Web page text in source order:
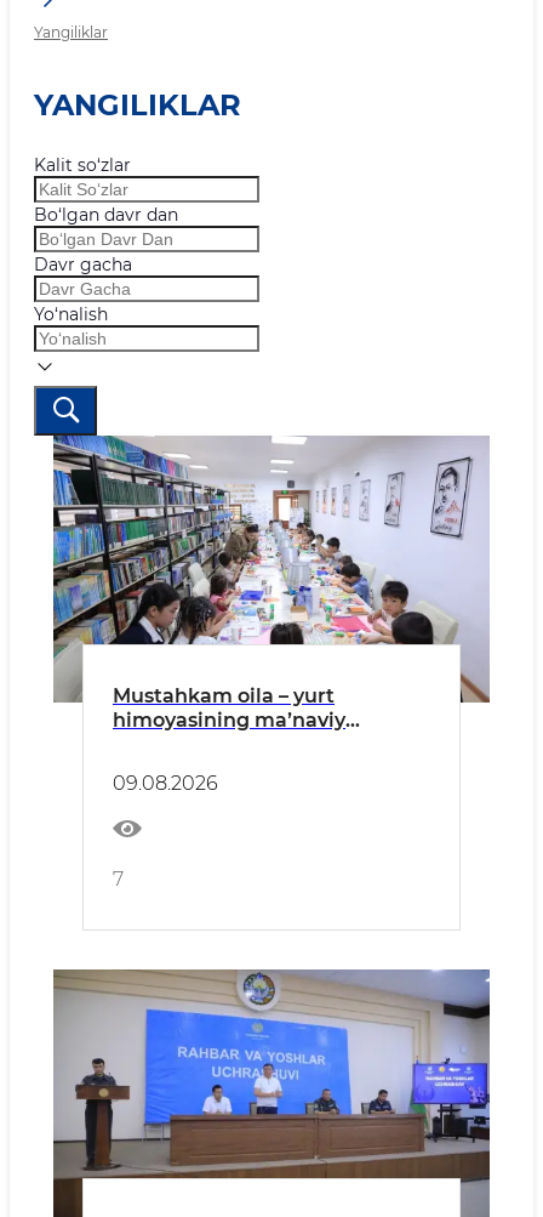
Yangiliklar
YANGILIKLAR
Kalit so‘zlar
Bo‘lgan davr dan
Davr gacha
Yo‘nalish
Mustahkam oila – yurt
himoyasining maʼnaviy
09.08.2026
7